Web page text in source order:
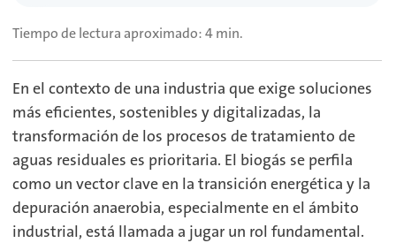
Tiempo de lectura aproximado: 4 min.
En el contexto de una industria que exige soluciones
más eficientes, sostenibles y digitalizadas, la
transformación de los procesos de tratamiento de
aguas residuales es prioritaria. El biogás se perfila
como un vector clave en la transición energética y la
depuración anaerobia, especialmente en el ámbito
industrial, está llamada a jugar un rol fundamental.